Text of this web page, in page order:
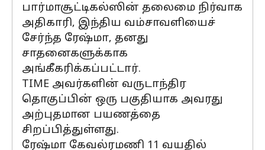
பார்மாசூட்டிகல்ஸின் தலைமை நிர்வாக
அதிகாரி, இந்திய வம்சாவளியைச்
சேர்ந்த ரேஷ்மா, தனது
சாதனைகளுக்காக
அங்கீகரிக்கப்பட்டார்.
TIME அவர்களின் வருடாந்திர
தொகுப்பின் ஒரு பகுதியாக அவரது
அற்புதமான பயணத்தை
சிறப்பித்துள்ளது.
ரேஷ்மா கேவல்ரமணி 11 வயதில்